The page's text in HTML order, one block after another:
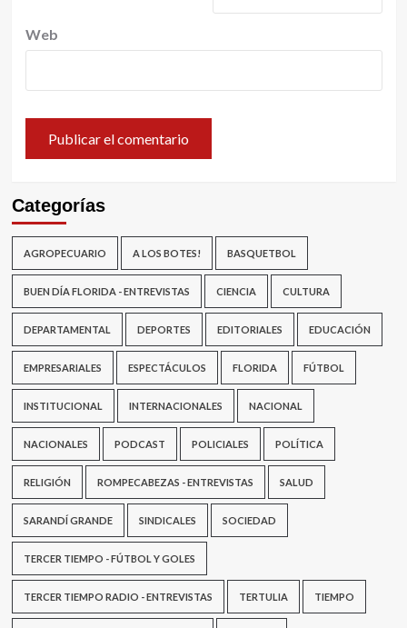
Web
Categorías
AGROPECUARIO A LOS BOTES! BASQUETBOL
BUEN DÍA FLORIDA - ENTREVISTAS CIENCIA CULTURA
DEPARTAMENTAL DEPORTES EDITORIALES EDUCACIÓN
EMPRESARIALES ESPECTÁCULOS FLORIDA FÚTBOL
INSTITUCIONAL INTERNACIONALES NACIONAL
NACIONALES PODCAST POLICIALES POLÍTICA
RELIGIÓN ROMPECABEZAS - ENTREVISTAS SALUD
SARANDÍ GRANDE SINDICALES SOCIEDAD
TERCER TIEMPO - FÚTBOL Y GOLES
TERCER TIEMPO RADIO - ENTREVISTAS TERTULIA TIEMPO